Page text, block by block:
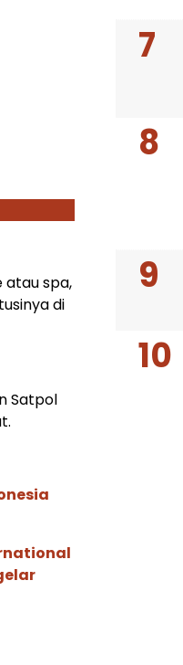
atau spa,
di
Satpol